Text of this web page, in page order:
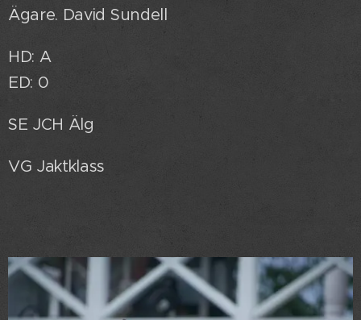
Ägare. David Sundell
HD: A
ED: 0
SE JCH Älg
VG Jaktklass